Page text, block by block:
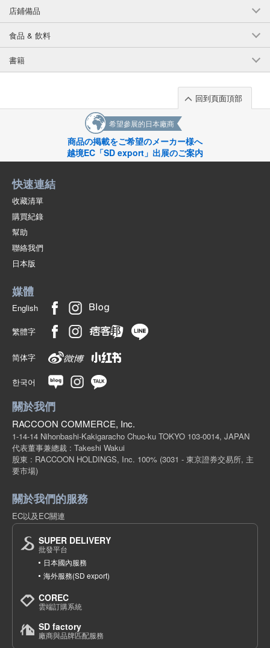
*本產品為海外製造，因此品質存在個體差異。您無法選擇該產品的品質，
* 另外，每件產品的尺寸有可能存在誤差。
*根據批次的不同，即使是相同顏色的商品，顏色也可能會有細微的差異。
*我們已盡量使照片的顏色接近實際產品，但根據您的電腦或顯示器的不
同，顏色可能會略有差異。
[關於切割玻璃產品］
本產品非施華洛世奇製造。
在運輸過程中可能會有細小的劃痕或碎片，或者在生產過程中產品內部可
請注意，價格是根據上述因素制定的。
*請注意以下事項
請小心操作。
*請放在兒童接觸不到的地方。
English
店鋪備品
食品 & 飲料
書籍
回到頁面頂部
希望參展的日本廠商
商品の掲載をご希望のメーカー様へ
越境EC「SD export」出展のご案内
快速連結
收藏清單
購買紀錄
幫助
聯絡我們
日本版
媒體
English
繁體字
简体字
한국어
關於我們
RACCOON COMMERCE, Inc.
1-14-14 Nihonbashi-Kakigaracho Chuo-ku TOKYO 103-0014, JAPAN
代表董事兼總裁 : Takeshi Wakui
股東 : RACCOON HOLDINGS, Inc. 100% (3031 - 東京證券交易所, 主
要市場)
關於我們的服務
EC以及EC關連
SUPER DELIVERY
批發平台
日本國內服務
海外服務(SD export)
COREC
雲端訂購系統
SD factory
廠商與品牌匹配服務